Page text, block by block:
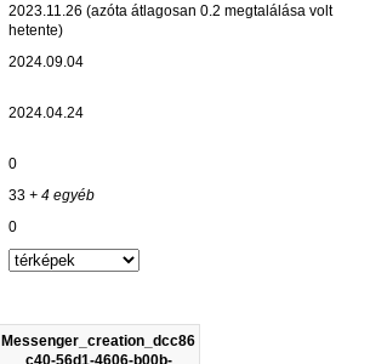
Messenger_creation_dcc86
c40-56d1-4606-b00b-
2023.11.26 (azóta átlagosan 0.2 megtalálása volt
hetente)
2024.09.04
2024.04.24
0
33+ 4 egyéb
0